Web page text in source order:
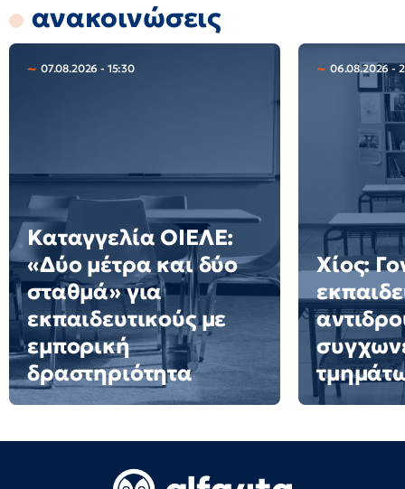
ανακοινώσεις
07.08.2026 - 15:30
Καταγγελία ΟΙΕΛΕ:
«Δύο μέτρα και δύο
σταθμά» για
εκπαιδευτικούς με
εμπορική
δραστηριότητα
06.08.2026 -
Χίος: